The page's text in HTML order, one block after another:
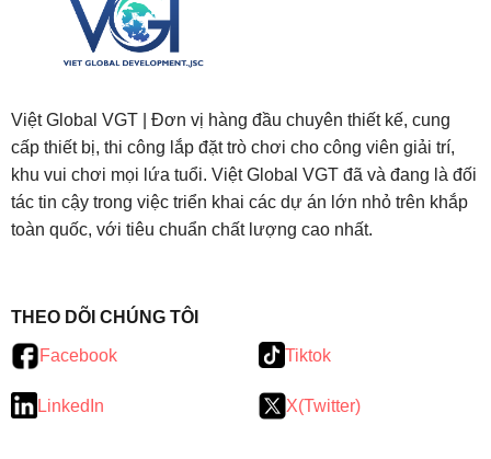
Việt Global VGT | Đơn vị hàng đầu chuyên thiết kế, cung
cấp thiết bị, thi công lắp đặt trò chơi cho công viên giải trí,
khu vui chơi mọi lứa tuổi. Việt Global VGT đã và đang là đối
tác tin cậy trong việc triển khai các dự án lớn nhỏ trên khắp
toàn quốc, với tiêu chuẩn chất lượng cao nhất.
THEO DÕI CHÚNG TÔI
Facebook Tiktok
LinkedIn X(Twitter)